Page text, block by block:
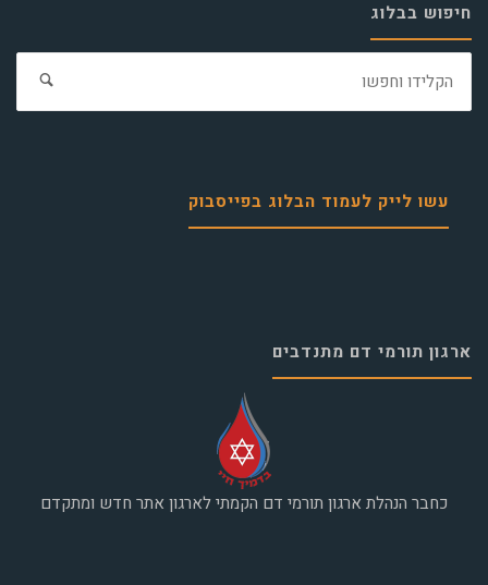
חיפוש בבלוג
עשו לייק לעמוד הבלוג בפייסבוק
ארגון תורמי דם מתנדבים
כחבר הנהלת ארגון תורמי דם הקמתי לארגון אתר חדש ומתקדם